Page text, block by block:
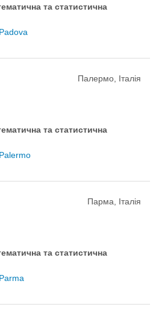
та статистичнa
Палермо, Італія
та статистичнa
Парма, Італія
та статистичнa